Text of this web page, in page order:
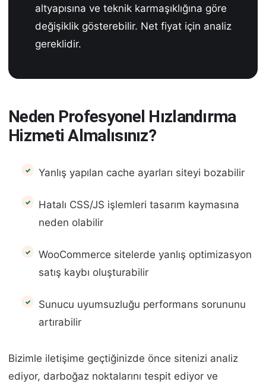
altyapısına ve teknik karmaşıklığına göre
değişiklik gösterebilir. Net fiyat için analiz
gereklidir.
Neden Profesyonel Hızlandırma
Hizmeti Almalısınız?
Yanlış yapılan cache ayarları siteyi bozabilir
Hatalı CSS/JS işlemleri tasarım kaymasına
neden olabilir
WooCommerce sitelerde yanlış optimizasyon
satış kaybı oluşturabilir
Sunucu uyumsuzluğu performans sorununu
artırabilir
Bizimle iletişime geçtiğinizde önce sitenizi analiz
ediyor, darboğaz noktalarını tespit ediyor ve